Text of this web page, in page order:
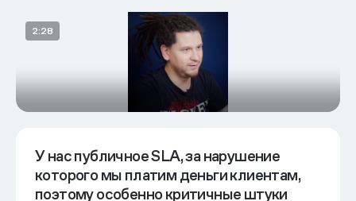
Надежность и нагрузка
У нас публичное SLA, за нарушение
которого мы платим деньги клиентам,
поэтому особенно критичные штуки